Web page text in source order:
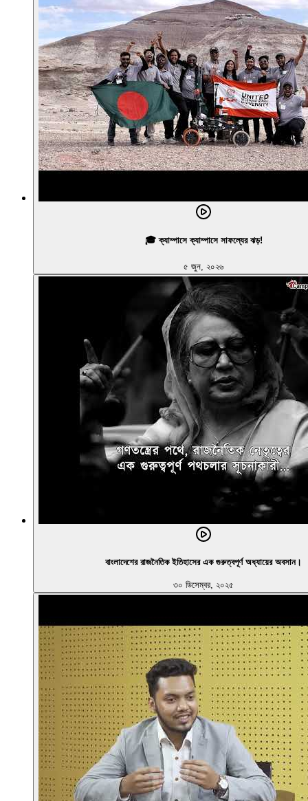
🎓 ক্যাম্পাসে ক্যাম্পাসে সাফল্যের ঝড়!
৫ জুন, ২০২৬
বাংলাদেশের রাজনৈতিক ইতিহাসের এক গুরুত্বপূর্ণ অধ্যায়ের অবসান।
৩০ ডিসেম্বর, ২০২৫